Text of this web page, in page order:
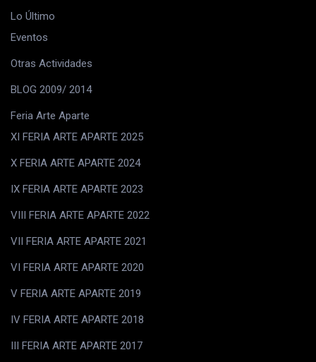
Lo Último
Eventos
Otras Actividades
BLOG 2009/ 2014
Feria Arte Aparte
XI FERIA ARTE APARTE 2025
X FERIA ARTE APARTE 2024
IX FERIA ARTE APARTE 2023
VIII FERIA ARTE APARTE 2022
VII FERIA ARTE APARTE 2021
VI FERIA ARTE APARTE 2020
V FERIA ARTE APARTE 2019
IV FERIA ARTE APARTE 2018
III FERIA ARTE APARTE 2017